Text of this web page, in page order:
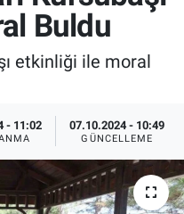
Buldu
etkinliği ile moral
- 11:02 07.10.2024 - 10:49
GÜNCELLEME